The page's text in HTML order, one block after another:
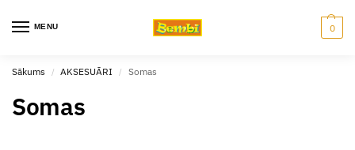
MENU 0
Sākums / AKSESUĀRI / Somas
Somas